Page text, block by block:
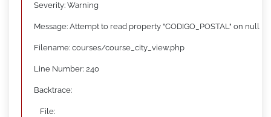
Severity: Warning
Message: Attempt to read property "CODIGO_POSTAL" on null
Filename: courses/course_city_view.php
Line Number: 240
Backtrace:
File: